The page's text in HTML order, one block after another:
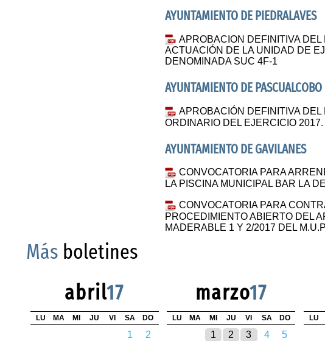
AYUNTAMIENTO DE PIEDRALAVES
APROBACION DEFINITIVA DEL
ACTUACIÓN DE LA UNIDAD DE
DENOMINADA SUC 4F-1
AYUNTAMIENTO DE PASCUALCOBO
APROBACIÓN DEFINITIVA
ORDINARIO DEL EJERCICIO 2017.
AYUNTAMIENTO DE GAVILANES
CONVOCATORIA PARA
LA PISCINA MUNICIPAL BAR LA
CONVOCATORIA PARA
PROCEDIMIENTO ABIERTO DEL
MADERABLE 1 Y 2/2017 DEL
Más boletines
abril17
LU MA MI JU VI SA DO
1
2
marzo17
LU MA MI JU VI SA DO
1 2 3 4
5
LU